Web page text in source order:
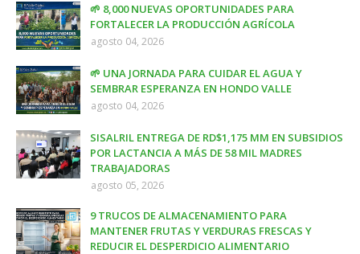
🌱 8,000 NUEVAS OPORTUNIDADES PARA
FORTALECER LA PRODUCCIÓN AGRÍCOLA
agosto 04, 2026
🌱 UNA JORNADA PARA CUIDAR EL AGUA Y
SEMBRAR ESPERANZA EN HONDO VALLE
agosto 04, 2026
SISALRIL ENTREGA DE RD$1,175 MM EN SUBSIDIOS
POR LACTANCIA A MÁS DE 58 MIL MADRES
TRABAJADORAS
agosto 05, 2026
9 TRUCOS DE ALMACENAMIENTO PARA
MANTENER FRUTAS Y VERDURAS FRESCAS Y
REDUCIR EL DESPERDICIO ALIMENTARIO